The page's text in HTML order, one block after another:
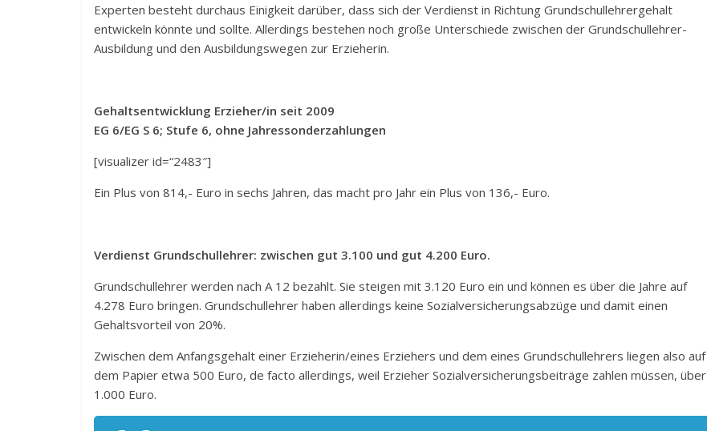
Experten besteht durchaus Einigkeit darüber, dass sich der Verdienst in Richtung Grundschullehrergehalt
entwickeln könnte und sollte. Allerdings bestehen noch große Unterschiede zwischen der Grundschullehrer-
Ausbildung und den Ausbildungswegen zur Erzieherin.
Gehaltsentwicklung Erzieher/in seit 2009
EG 6/EG S 6; Stufe 6, ohne Jahressonderzahlungen
[visualizer id=“2483″]
Ein Plus von 814,- Euro in sechs Jahren, das macht pro Jahr ein Plus von 136,- Euro.
Verdienst Grundschullehrer: zwischen gut 3.100 und gut 4.200 Euro.
Grundschullehrer werden nach A 12 bezahlt. Sie steigen mit 3.120 Euro ein und können es über die Jahre auf
4.278 Euro bringen. Grundschullehrer haben allerdings keine Sozialversicherungsabzüge und damit einen
Gehaltsvorteil von 20%.
Zwischen dem Anfangsgehalt einer Erzieherin/eines Erziehers und dem eines Grundschullehrers liegen also auf
dem Papier etwa 500 Euro, de facto allerdings, weil Erzieher Sozialversicherungsbeiträge zahlen müssen, über
1.000 Euro.